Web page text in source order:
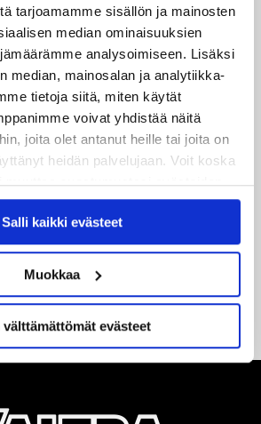
tarjoamamme sisällön ja mainosten
median ominaisuuksien
analysoimiseen. Lisäksi
median, mainosalan ja analytiikka-
tietoja siitä, miten käytät
voivat yhdistää näitä
joita olet antanut heille tai joita on
heidän palvelujaan. Voit koska
muuttaa suostumustasi evästeiden
.
Salli kaikki evästeet
Muokkaa
välttämättömät evästeet
otteluohjelma on julkaistu!
JYP-hyökkäystä!
– JYPin ja KeuPa HT:n
Juuso Arola JYP-puolustukseen